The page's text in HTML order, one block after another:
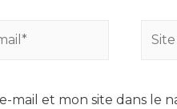
mail et mon site dans le